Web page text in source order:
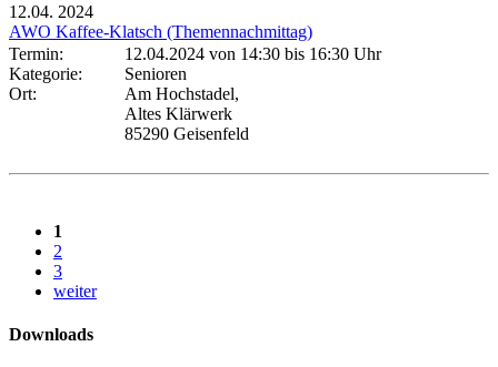
12.04. 2024
AWO Kaffee-Klatsch (Themennachmittag)
Termin:
12.04.2024 von 14:30 bis 16:30 Uhr
Kategorie:
Senioren
Ort:
Am Hochstadel,
Altes Klärwerk
85290 Geisenfeld
1
2
3
weiter
Downloads